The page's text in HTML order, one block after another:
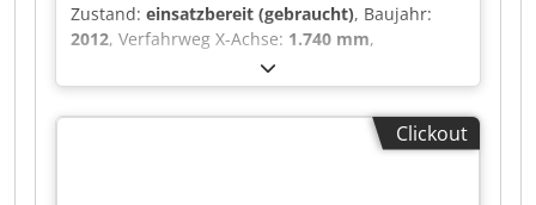
Zustand: einsatzbereit (gebraucht), Baujahr:
2012, Verfahrweg X-Achse: 1.740 mm,
760 mm
Achse:660 mm, Steuerungshersteller:
MAZATROL, Steuerungsmodell:640 M,
12.000 U/min, Anzahl
Clickout